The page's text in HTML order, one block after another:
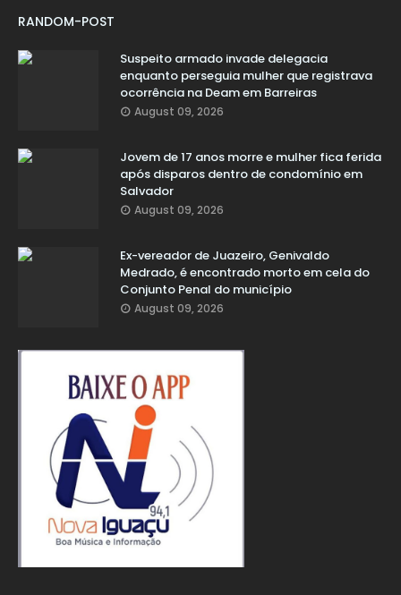
RANDOM-POST
Suspeito armado invade delegacia
enquanto perseguia mulher que registrava
ocorrência na Deam em Barreiras
August 09, 2026
Jovem de 17 anos morre e mulher fica ferida
após disparos dentro de condomínio em
Salvador
August 09, 2026
Ex-vereador de Juazeiro, Genivaldo
Medrado, é encontrado morto em cela do
Conjunto Penal do município
August 09, 2026